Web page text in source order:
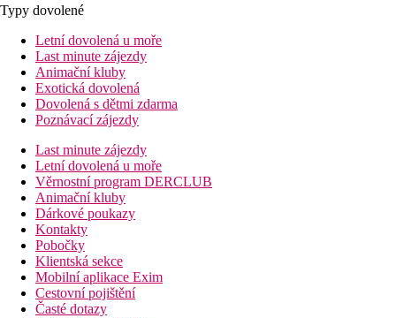
Typy dovolené
Letní dovolená u moře
Last minute zájezdy
Animační kluby
Exotická dovolená
Dovolená s dětmi zdarma
Poznávací zájezdy
Last minute zájezdy
Letní dovolená u moře
Věrnostní program DERCLUB
Animační kluby
Dárkové poukazy
Kontakty
Pobočky
Klientská sekce
Mobilní aplikace Exim
Cestovní pojištění
Časté dotazy